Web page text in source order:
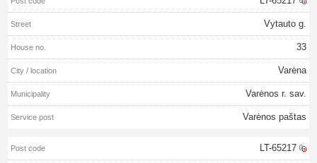
Vytauto g.
33
Varėna
Varėnos r. sav.
Varėnos paštas
LT-65217